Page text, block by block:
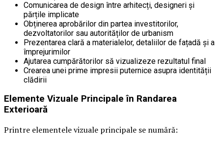
Comunicarea de design între arhitecți, designeri și
părțile implicate
Obținerea aprobărilor din partea investitorilor,
dezvoltatorilor sau autorităților de urbanism
Prezentarea clară a materialelor, detaliilor de fațadă și a
împrejurimilor
Ajutarea cumpărătorilor să vizualizeze rezultatul final
Crearea unei prime impresii puternice asupra identității
clădirii
Elemente Vizuale Principale în Randarea
Exterioară
Printre elementele vizuale principale se numără: